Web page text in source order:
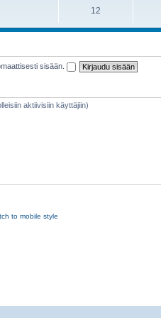
12
sisään.
aktiivisiin käyttäjiin)
to mobile style